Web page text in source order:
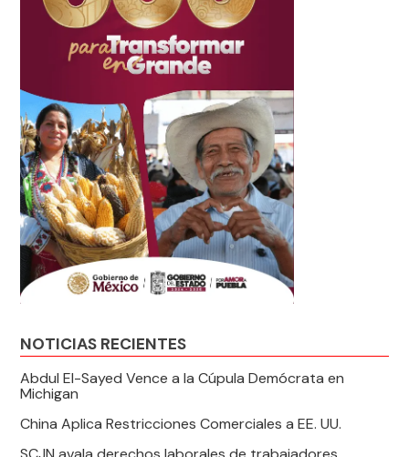
NOTICIAS RECIENTES
Abdul El-Sayed Vence a la Cúpula Demócrata en
Michigan
China Aplica Restricciones Comerciales a EE. UU.